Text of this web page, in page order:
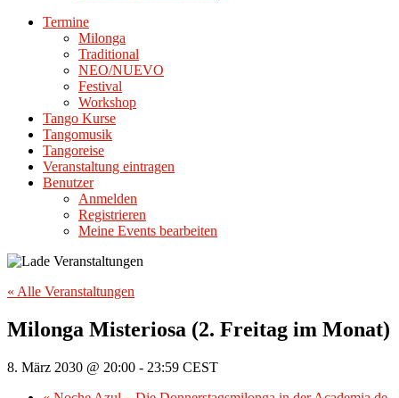
Termine
Milonga
Traditional
NEO/NUEVO
Festival
Workshop
Tango Kurse
Tangomusik
Tangoreise
Veranstaltung eintragen
Benutzer
Anmelden
Registrieren
Meine Events bearbeiten
« Alle Veranstaltungen
Milonga Misteriosa (2. Freitag im Monat)
8. März 2030 @ 20:00 - 23:59 CEST